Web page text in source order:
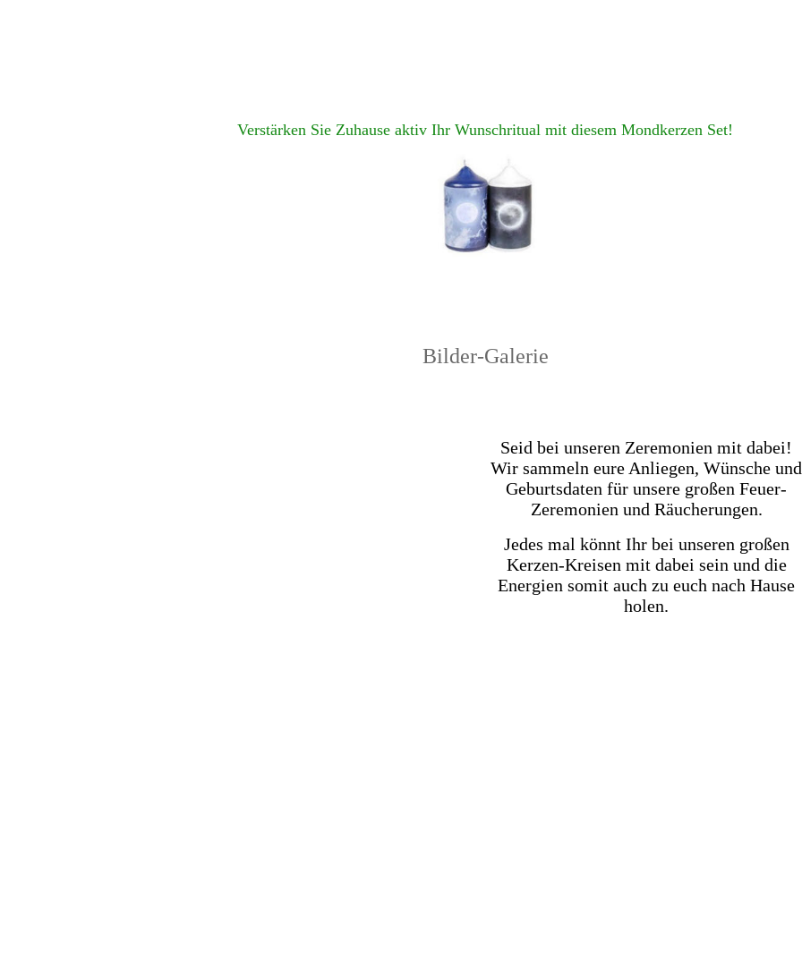
Verstärken Sie Zuhause aktiv Ihr Wunschritual mit diesem Mondkerzen Set!
Bilder-Galerie
Seid bei unseren Zeremonien mit dabei!
Wir sammeln eure Anliegen, Wünsche und
Geburtsdaten für unsere großen Feuer-
Zeremonien und Räucherungen.
Jedes mal könnt Ihr bei unseren großen
Kerzen-Kreisen mit dabei sein und die
Energien somit auch zu euch nach Hause
holen.